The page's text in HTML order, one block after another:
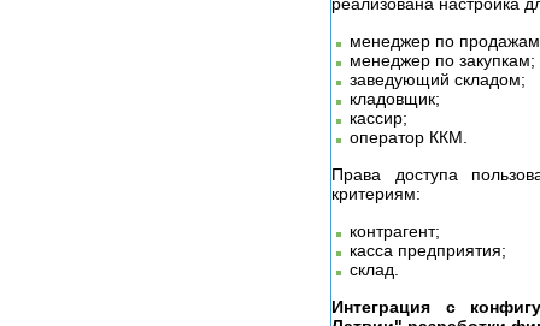
менеджер по
менеджер по закупкам;
заведующий складом;
кладовщик;
кассир;
оператор ККМ.
Права доступа
критериям:
контрагент;
касса предприятия;
склад.
Интеграция с